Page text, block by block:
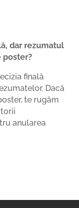
dar rezumatul
poster?
finală
Dacă
te rugăm
anularea